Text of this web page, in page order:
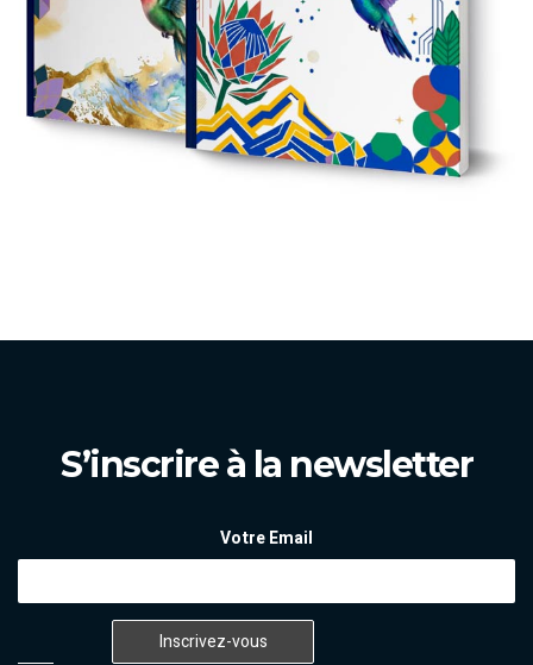
S’inscrire à la newsletter
Votre Email